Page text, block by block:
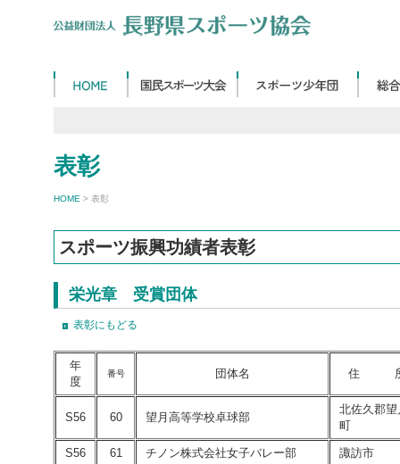
表彰
HOME > 表彰
スポーツ振興功績者表彰
栄光章 受賞団体
表彰にもどる
年
度
番号 団体名 住
S56 60 望月高等学校卓球部
北佐久郡望
町
S56 61 チノン株式会社女子バレー部 諏訪市